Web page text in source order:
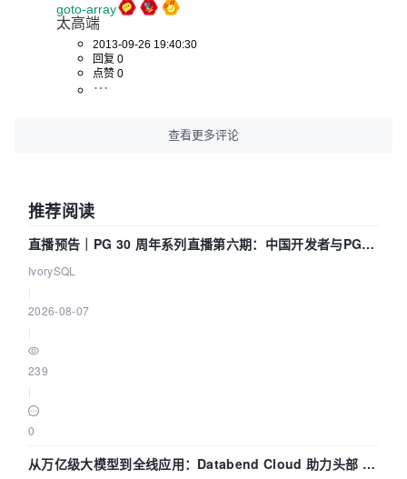
goto-array
太高端
2013-09-26 19:40:30
回复 0
点赞 0
查看更多评论
推荐阅读
直播预告｜PG 30 周年系列直播第六期：中国开发者与PG内
核——我们改得动吗？我们贡献了什么？
IvorySQL
2026-08-07
239
0
从万亿级大模型到全线应用：Databend Cloud 助力头部 AI